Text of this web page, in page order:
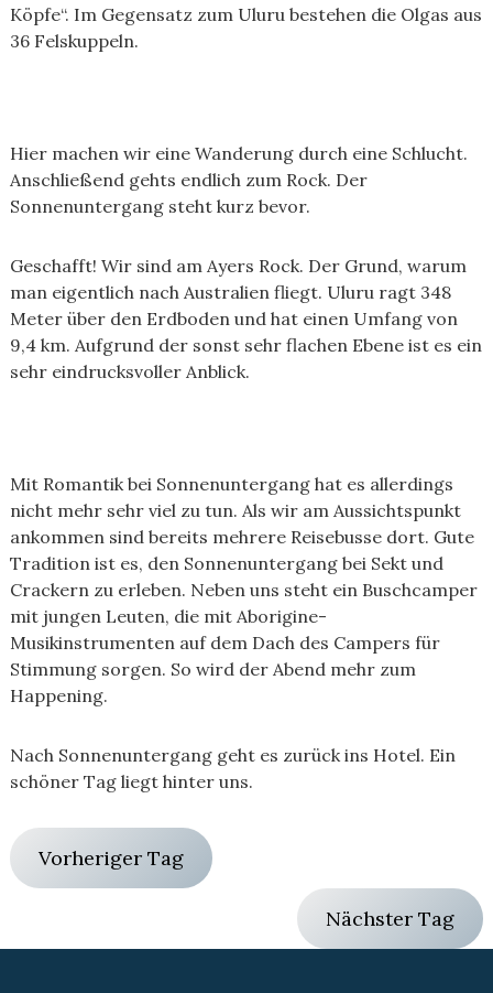
Köpfe“. Im Gegensatz zum Uluru bestehen die Olgas aus
36 Felskuppeln.
Hier machen wir eine Wanderung durch eine Schlucht.
Anschließend gehts endlich zum Rock. Der
Sonnenuntergang steht kurz bevor.
Geschafft! Wir sind am Ayers Rock. Der Grund, warum
man eigentlich nach Australien fliegt. Uluru ragt 348
Meter über den Erdboden und hat einen Umfang von
9,4 km. Aufgrund der sonst sehr flachen Ebene ist es ein
sehr eindrucksvoller Anblick.
Mit Romantik bei Sonnenuntergang hat es allerdings
nicht mehr sehr viel zu tun. Als wir am Aussichtspunkt
ankommen sind bereits mehrere Reisebusse dort. Gute
Tradition ist es, den Sonnenuntergang bei Sekt und
Crackern zu erleben. Neben uns steht ein Buschcamper
mit jungen Leuten, die mit Aborigine-
Musikinstrumenten auf dem Dach des Campers für
Stimmung sorgen. So wird der Abend mehr zum
Happening.
Nach Sonnenuntergang geht es zurück ins Hotel. Ein
schöner Tag liegt hinter uns.
Vorheriger Tag
Nächster Tag